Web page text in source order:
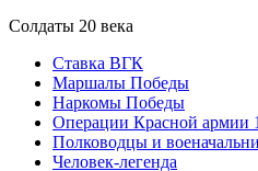
Солдаты 20 века
Ставка ВГК
Маршалы Победы
Наркомы Победы
Операции Красной армии
Полководцы и
Человек-легенда